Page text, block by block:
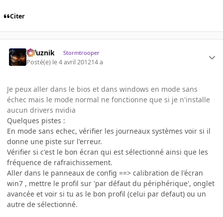
Citer
refuznik Stormtrooper
Posté(e) le 4 avril 201214 a
Je peux aller dans le bios et dans windows en mode sans
échec mais le mode normal ne fonctionne que si je n'installe
aucun drivers nvidia
Quelques pistes :
En mode sans echec, vérifier les journeaux systèmes voir si il
donne une piste sur l'erreur.
Vérifier si c'est le bon écran qui est sélectionné ainsi que les
fréquence de rafraichissement.
Aller dans le panneaux de config ==> calibration de l'écran
win7 , mettre le profil sur 'par défaut du périphérique', onglet
avancée et voir si tu as le bon profil (celui par defaut) ou un
autre de sélectionné.